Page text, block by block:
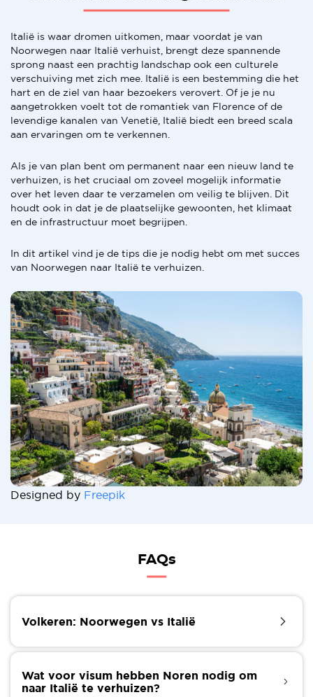
Italië is waar dromen uitkomen, maar voordat je van
Noorwegen naar Italië verhuist, brengt deze spannende
sprong naast een prachtig landschap ook een culturele
verschuiving met zich mee. Italië is een bestemming die het
hart en de ziel van haar bezoekers verovert. Of je je nu
aangetrokken voelt tot de romantiek van Florence of de
levendige kanalen van Venetië, Italië biedt een breed scala
aan ervaringen om te verkennen.
Als je van plan bent om permanent naar een nieuw land te
verhuizen, is het cruciaal om zoveel mogelijk informatie
over het leven daar te verzamelen om veilig te blijven. Dit
houdt ook in dat je de plaatselijke gewoonten, het klimaat
en de infrastructuur moet begrijpen.
In dit artikel vind je de tips die je nodig hebt om met succes
van Noorwegen naar Italië te verhuizen.
Designed by Freepik
FAQs
Volkeren: Noorwegen vs Italië
Als je van Noorwegen naar Italië verhuist, bereid je
diepgewortelde geschiedenis en cultuur van Italië,
Wat voor visum hebben Noren nodig om
naar Italië te verhuizen?